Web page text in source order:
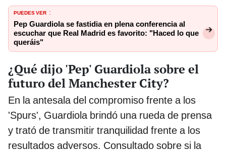
PUEDES VER :
Pep Guardiola se fastidia en plena conferencia al
escuchar que Real Madrid es favorito: "Haced lo que
queráis"
¿Qué dijo 'Pep' Guardiola sobre el
futuro del Manchester City?
En la antesala del compromiso frente a los
'Spurs', Guardiola brindó una rueda de prensa
y trató de transmitir tranquilidad frente a los
resultados adversos. Consultado sobre si la